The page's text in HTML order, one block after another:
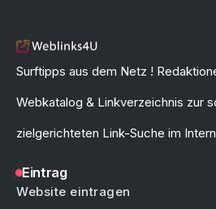
Surftipps aus dem Netz !
Webkatalog & Linkverzeichnis zur
zielgerichteten Link-Suche im
Eintrag
Website eintragen